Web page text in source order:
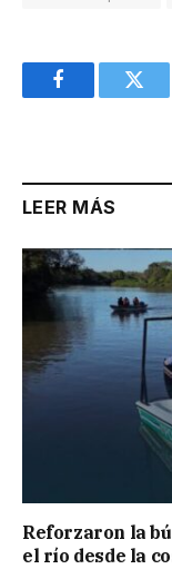
Facebook
LEER MÁS
Reforzaron la
el río desde la